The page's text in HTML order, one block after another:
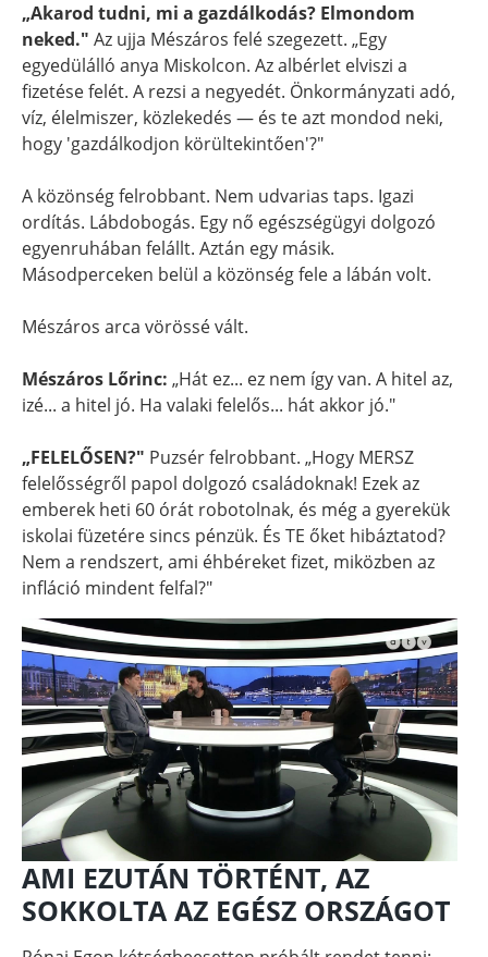
„Akarod tudni, mi a gazdálkodás? Elmondom
neked." Az ujja Mészáros felé szegezett. „Egy
egyedülálló anya Miskolcon. Az albérlet elviszi a
fizetése felét. A rezsi a negyedét. Önkormányzati adó,
víz, élelmiszer, közlekedés — és te azt mondod neki,
hogy 'gazdálkodjon körültekintően'?"
A közönség felrobbant. Nem udvarias taps. Igazi
ordítás. Lábdobogás. Egy nő egészségügyi dolgozó
egyenruhában felállt. Aztán egy másik.
Másodperceken belül a közönség fele a lábán volt.
Mészáros arca vörössé vált.
Mészáros Lőrinc: „Hát ez... ez nem így van. A hitel az,
izé... a hitel jó. Ha valaki felelős... hát akkor jó."
„FELELŐSEN?" Puzsér felrobbant. „Hogy MERSZ
felelősségről papol dolgozó családoknak! Ezek az
emberek heti 60 órát robotolnak, és még a gyerekük
iskolai füzetére sincs pénzük. És TE őket hibáztatod?
Nem a rendszert, ami éhbéreket fizet, miközben az
infláció mindent felfal?"
AMI EZUTÁN TÖRTÉNT, AZ
SOKKOLTA AZ EGÉSZ ORSZÁGOT